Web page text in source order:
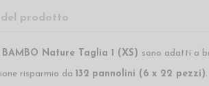
prodotto
BAMBO Nature Taglia 1 (XS) sono adatti a
risparmio da 132 pannolini (6 x 22 pezzi).